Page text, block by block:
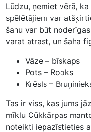
Lūdzu, ņemiet vērā,
spēlētājiem var
šahu var būt
varat atrast, un šaha
Vāze – bīskaps
Pots – Rooks
Krēsls –
Tas ir viss, kas jums
mīklu Cūkkārpas
noteikti iepazīstieties